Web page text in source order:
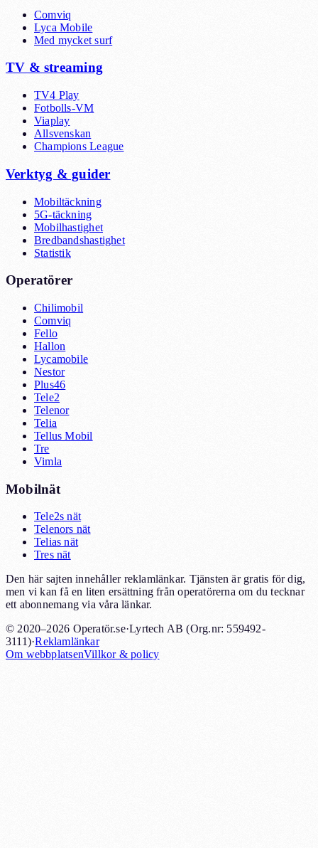
Comviq
Lyca Mobile
Med mycket surf
TV & streaming
TV4 Play
Fotbolls-VM
Viaplay
Allsvenskan
Champions League
Verktyg & guider
Mobiltäckning
5G-täckning
Mobilhastighet
Bredbandshastighet
Statistik
Operatörer
Chilimobil
Comviq
Fello
Hallon
Lycamobile
Nestor
Plus46
Tele2
Telenor
Telia
Tellus Mobil
Tre
Vimla
Mobilnät
Tele2s nät
Telenors nät
Telias nät
Tres nät
Den här sajten innehåller reklamlänkar. Tjänsten är gratis för dig,
men vi kan få en liten ersättning från operatörerna om du tecknar
ett abonnemang via våra länkar.
© 2020–2026 Operatör.se·Lyrtech AB (Org.nr: 559492-
3111)·Reklamlänkar
Om webbplatsenVillkor & policy